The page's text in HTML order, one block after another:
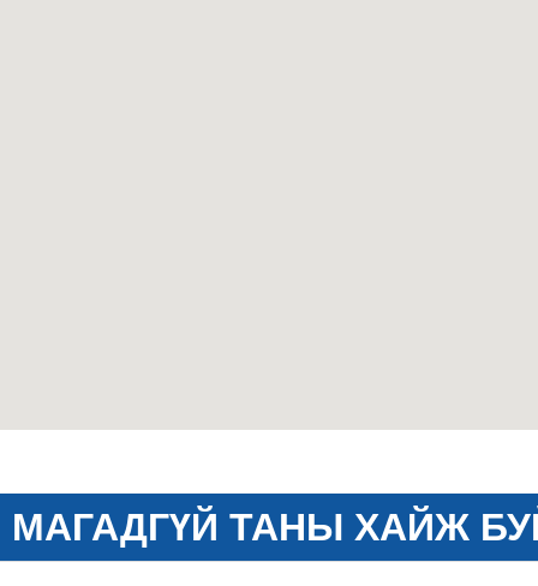
МАГАДГҮЙ ТАНЫ ХАЙЖ